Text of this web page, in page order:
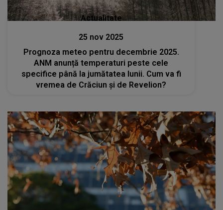
Actualitate
25 nov 2025
Prognoza meteo pentru decembrie 2025.
ANM anunță temperaturi peste cele
specifice până la jumătatea lunii. Cum va fi
vremea de Crăciun și de Revelion?